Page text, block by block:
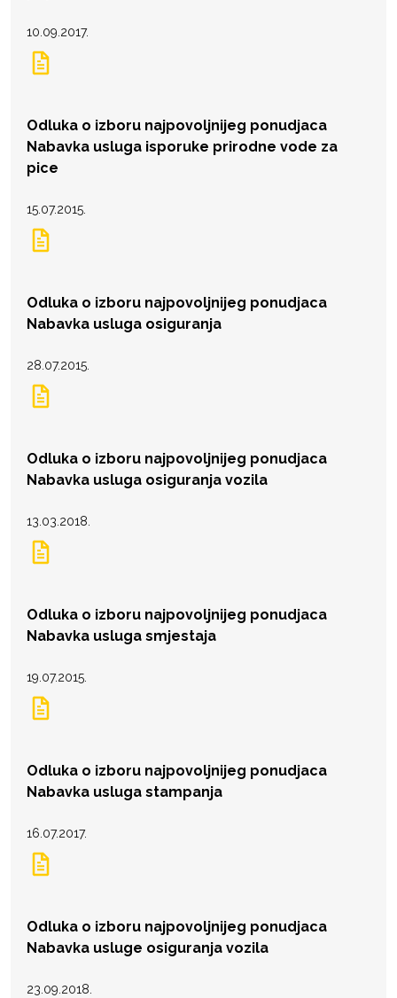
10.09.2017.
Odluka o izboru najpovoljnijeg ponudjaca
Nabavka usluga isporuke prirodne vode za
pice
15.07.2015.
Odluka o izboru najpovoljnijeg ponudjaca
Nabavka usluga osiguranja
28.07.2015.
Odluka o izboru najpovoljnijeg ponudjaca
Nabavka usluga osiguranja vozila
13.03.2018.
Odluka o izboru najpovoljnijeg ponudjaca
Nabavka usluga smjestaja
19.07.2015.
Odluka o izboru najpovoljnijeg ponudjaca
Nabavka usluga stampanja
16.07.2017.
Odluka o izboru najpovoljnijeg ponudjaca
Nabavka usluge osiguranja vozila
23.09.2018.